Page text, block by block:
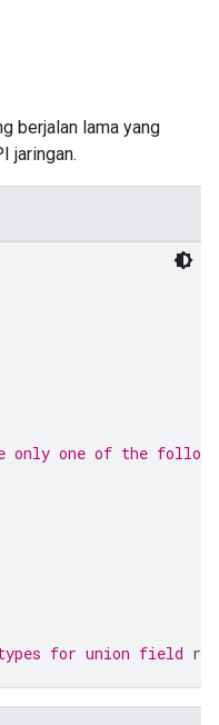
berjalan lama yang
jaringan.
only one of the
for union field